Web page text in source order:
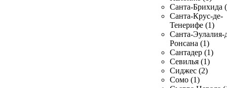
Санта-Брихида
Санта-Крус-де-
Тенерифе (1)
Санта-Эулалия-
Ронсана (1)
Сантадер (1)
Севилья (1)
Сиджес (2)
Сомо (1)